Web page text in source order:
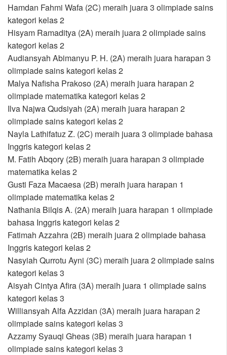
Hamdan Fahmi Wafa (2C) meraih juara 3 olimpiade sains
kategori kelas 2
Hisyam Ramaditya (2A) meraih juara 2 olimpiade sains
kategori kelas 2
Audiansyah Abimanyu P. H. (2A) meraih juara harapan 3
olimpiade sains kategori kelas 2
Malya Nafisha Prakoso (2A) meraih juara harapan 2
olimpiade matematika kategori kelas 2
Ilva Najwa Qudsiyah (2A) meraih juara harapan 2
olimpiade sains kategori kelas 2
Nayla Lathifatuz Z. (2C) meraih juara 3 olimpiade bahasa
Inggris kategori kelas 2
M. Fatih Abqory (2B) meraih juara harapan 3 olimpiade
matematika kelas 2
Gusti Faza Macaesa (2B) meraih juara harapan 1
olimpiade matematika kelas 2
Nathania Bilqis A. (2A) meraih juara harapan 1 olimpiade
bahasa Inggris kategori kelas 2
Fatimah Azzahra (2B) meraih juara 2 olimpiade bahasa
Inggris kategori kelas 2
Nasyiah Qurrotu Ayni (3C) meraih juara 2 olimpiade sains
kategori kelas 3
Aisyah Cintya Afira (3A) meraih juara 1 olimpiade sains
kategori kelas 3
Williansyah Alfa Azzidan (3A) meraih juara harapan 2
olimpiade sains kategori kelas 3
Azzamy Syauqi Gheas (3B) meraih juara harapan 1
olimpiade sains kategori kelas 3